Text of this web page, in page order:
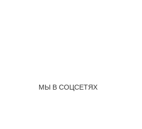
МЫ В СОЦСЕТЯХ